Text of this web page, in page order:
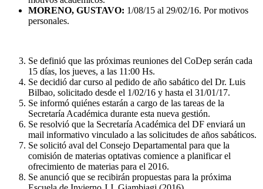
MORENO, GUSTAVO: 1/08/15 al 29/02/16. Por motivos
personales.
Se definió que las próximas reuniones del CoDep serán cada
15 días, los jueves, a las 11:00 Hs.
Se decidió dar curso al pedido de año sabático del Dr. Luis
Bilbao, solicitado desde el 1/02/16 y hasta el 31/01/17.
Se informó quiénes estarán a cargo de las tareas de la
Secretaría Académica durante esta nueva gestión.
Se resolvió que la Secretaría Académica del DF enviará un
mail informativo vinculado a las solicitudes de años sabáticos.
Se solicitó aval del Consejo Departamental para que la
comisión de materias optativas comience a planificar el
ofrecimiento de materias para el 2016.
Se anunció que se recibirán propuestas para la próxima